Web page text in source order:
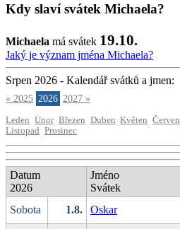
Kdy slaví svátek Michaela?
Michaela má svátek 19.10.
Jaký je význam jména Michaela?
Srpen 2026 - Kalendář svátků a jmen:
« 2025 2026 2027 »
Leden Únor Březen Duben Květen Červen
Listopad Prosinec
Datum
2026
Jméno
Svátek
Sobota 1.8. Oskar